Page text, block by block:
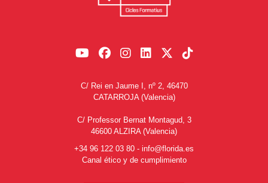
C/ Rei en Jaume I, nº 2, 46470
CATARROJA (Valencia)
C/ Professor Bernat Montagud, 3
46600 ALZIRA (Valencia)
+34 96 122 03 80 - info@florida.es
Canal ético y de cumplimiento